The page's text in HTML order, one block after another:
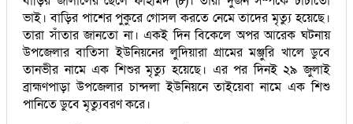
ভাই। বাড়ির পাশের পুকুরে গোসল করতে নেমে তাদের মৃত্যু হয়েছে।
তারা সাঁতার জানতো না। একই দিন বিকেলে অপর আরেক ঘটনায়
উপজেলার বাতিসা ইউনিয়নের লুদিয়ারা গ্রামের মঞ্জুরি খালে ডুবে
তানভীর নামে এক শিশুর মৃত্যু হয়েছে। এর পর দিনই ২৯ জুলাই
ব্রাহ্মণপাড়া উপজেলার চান্দলা ইউনিয়নে তাইয়েবা নামে এক শিশু
পানিতে ডুবে মৃত্যুবরণ করে।